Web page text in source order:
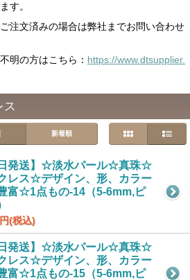
す。
注文済みの場合は弊社までお問い合わせ
明の方はこちら： https://www.dtsupplier.
新着順
日発送】☆淡水パール☆真珠☆
レス☆デザイン、形、カラー
富☆1点もの-14（5-6mm,ピ
(税込)
日発送】☆淡水パール☆真珠☆
レス☆デザイン、形、カラー
富☆1点もの-15（5-6mm,ピ